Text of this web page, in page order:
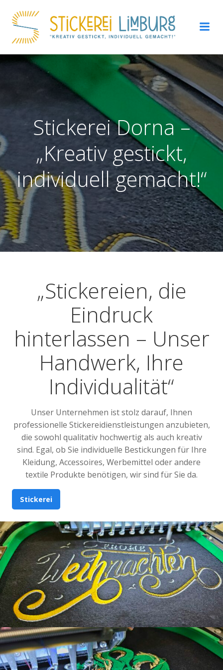
Inhalt
springen
Stickerei Dorna –
„Kreativ gestickt,
individuell gemacht!“
„Stickereien, die
Eindruck
hinterlassen – Unser
Handwerk, Ihre
Individualität“
Unser Unternehmen ist stolz darauf, Ihnen
professionelle Stickereidienstleistungen anzubieten,
die sowohl qualitativ hochwertig als auch kreativ
sind. Egal, ob Sie individuelle Bestickungen für Ihre
Kleidung, Accessoires, Werbemittel oder andere
textile Produkte benötigen, wir sind für Sie da.
Stickerei